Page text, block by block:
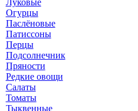
Луковые
Огурцы
Паслёновые
Патиссоны
Перцы
Подсолнечник
Пряности
Редкие овощи
Салаты
Томаты
Тыквенные